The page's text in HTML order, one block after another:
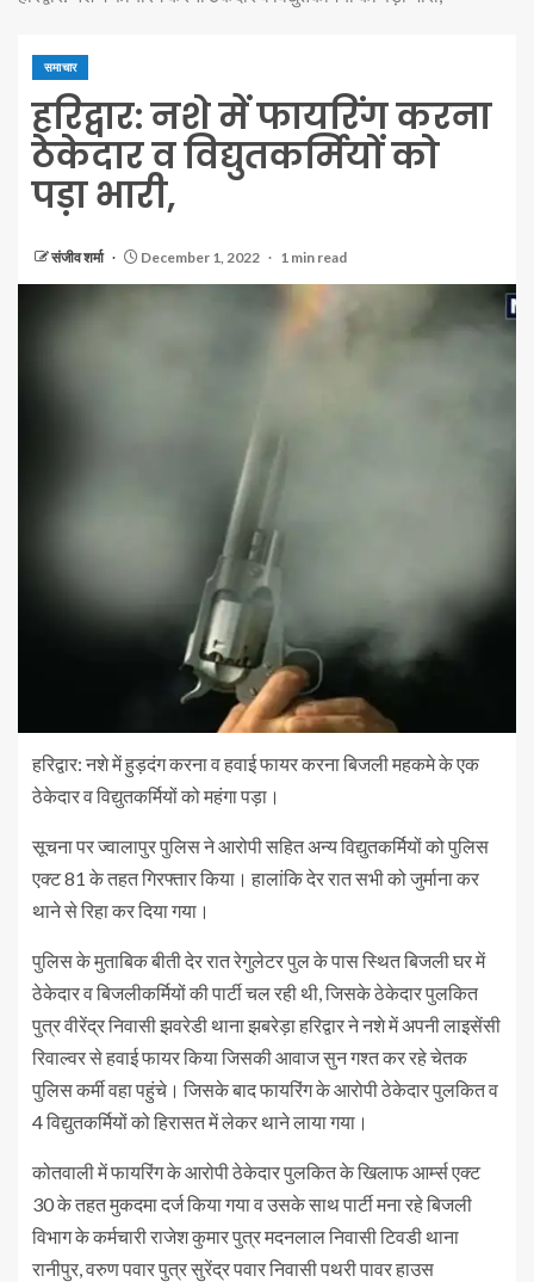
समाचार
हरिद्वार: नशे में फायरिंग करना
ठेकेदार व विद्युतकर्मियों को
पड़ा भारी,
संजीव शर्मा December 1, 2022 1 min read
हरिद्वार: नशे में हुड़दंग करना व हवाई फायर करना बिजली महकमे के एक
ठेकेदार व विद्युतकर्मियों को महंगा पड़ा।
सूचना पर ज्वालापुर पुलिस ने आरोपी सहित अन्य विद्युतकर्मियों को पुलिस
एक्ट 81 के तहत गिरफ्तार किया। हालांकि देर रात सभी को जुर्माना कर
थाने से रिहा कर दिया गया।
पुलिस के मुताबिक बीती देर रात रेगुलेटर पुल के पास स्थित बिजली घर में
ठेकेदार व बिजलीकर्मियों की पार्टी चल रही थी, जिसके ठेकेदार पुलकित
पुत्र वीरेंद्र निवासी झवरेडी थाना झबरेड़ा हरिद्वार ने नशे में अपनी लाइसेंसी
रिवाल्वर से हवाई फायर किया जिसकी आवाज सुन गश्त कर रहे चेतक
पुलिस कर्मी वहा पहुंचे। जिसके बाद फायरिंग के आरोपी ठेकेदार पुलकित व
4 विद्युतकर्मियों को हिरासत में लेकर थाने लाया गया।
कोतवाली में फायरिंग के आरोपी ठेकेदार पुलकित के खिलाफ आर्म्स एक्ट
30 के तहत मुकदमा दर्ज किया गया व उसके साथ पार्टी मना रहे बिजली
विभाग के कर्मचारी राजेश कुमार पुत्र मदनलाल निवासी टिवडी थाना
रानीपुर, वरुण पवार पुत्र सुरेंद्र पवार निवासी पथरी पावर हाउस